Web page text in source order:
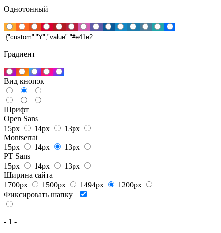
Однотонный
Градиент
Вид кнопок
Шрифт
Open Sans
15px
14px
13px
Montserrat
15px
14px
13px
PT Sans
15px
14px
13px
Ширина сайта
1700px
1500px 1494px
1200px
Фиксировать шапку
- 1 -